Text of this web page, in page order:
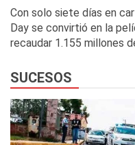
Con solo siete días en
Day se convirtió en la
recaudar 1.155 millones
SUCESOS